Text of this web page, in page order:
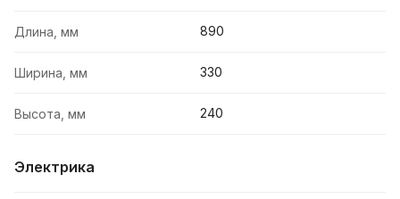
Длина, мм 890
Ширина, мм 330
Высота, мм 240
Электрика